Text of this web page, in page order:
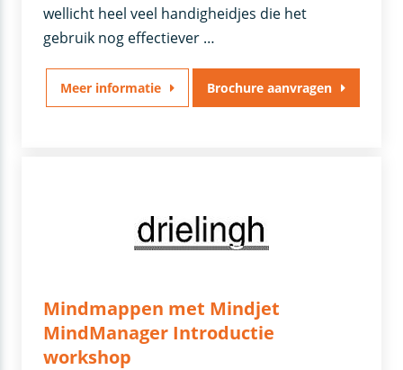
wellicht heel veel handigheidjes die het
gebruik nog effectiever …
Meer informatie Brochure aanvragen
Mindmappen met Mindjet
MindManager Introductie
workshop